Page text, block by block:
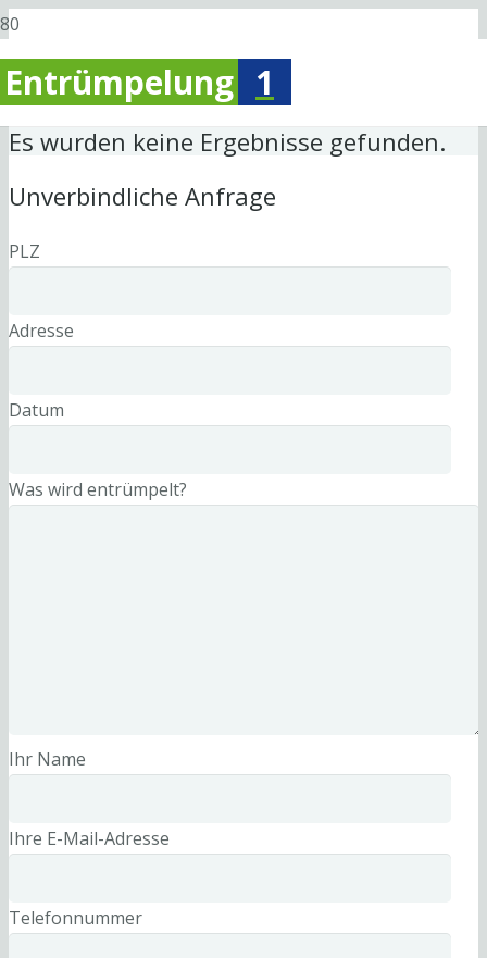
Entrümpelung 1
Es wurden keine Ergebnisse gefunden.
Unverbindliche Anfrage
PLZ
Adresse
Datum
Was wird entrümpelt?
Ihr Name
Ihre E-Mail-Adresse
Telefonnummer